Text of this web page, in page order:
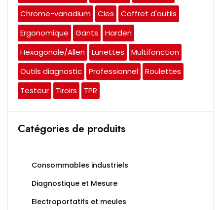
Chrome-vanadium
Cles
Coffret d'outils
Ergonomique
Gants
Harden
Hexagonale/Allen
Lunettes
Multifonction
Outils diagnostic
Professionnel
Roulettes
Testeur
Tiroirs TPR
Catégories de produits
Consommables industriels
Diagnostique et Mesure
Electroportatifs et meules